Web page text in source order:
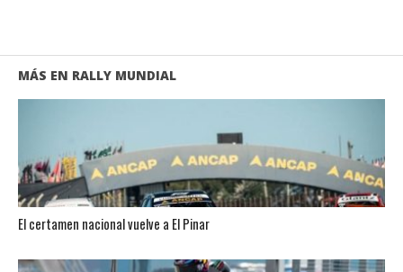
MÁS EN RALLY MUNDIAL
El certamen nacional vuelve a El Pinar